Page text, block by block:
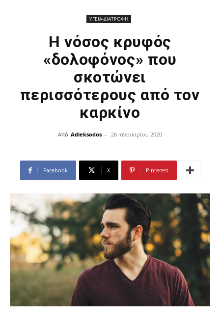
ΥΓΕΙΑ-ΔΙΑΤΡΟΦΗ
Η νόσος κρυφός
«δολοφόνος» που
σκοτώνει
περισσότερους από τον
καρκίνο
Από Adieksodos - 26 Ιανουαρίου 2020
Facebook X Pinterest